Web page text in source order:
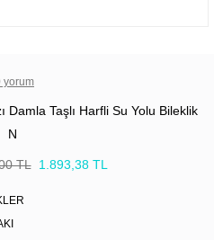
yorum
Damla Taşlı Harfli Su Yolu Bileklik
N
TL 1.893,38 TL